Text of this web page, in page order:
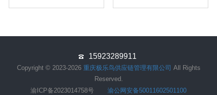
15923289911
Copyright © 2023-2026 重庆极乐鸟供应链管理有限公司 All Rights
Reserved.
渝ICP备2023014758号
渝公网安备50011602501100